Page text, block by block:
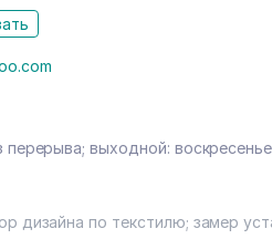
перерыва; выходной: воскресенье
дизайна по текстилю; замер